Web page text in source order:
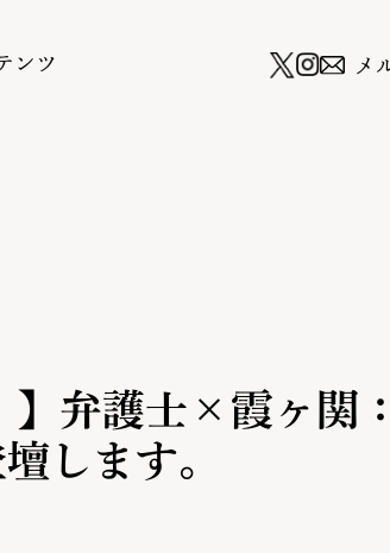
ンツ メ
】弁護士×霞ヶ関：
します。